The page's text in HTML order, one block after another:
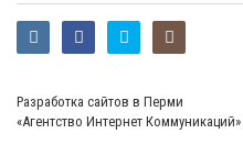
Разработка сайтов в Перми
«Агентство Интернет Коммуникаций»